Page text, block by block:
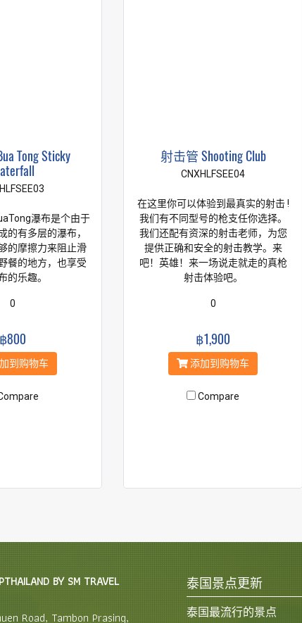
Tong Sticky
瀑布是个由于
的有多层的瀑布，
的摩擦力来阻止滑
餐的地方，也享受
的乐趣。
0
฿800
到购物车
射击管 Shooting Club
CNXHLFSEE04
在这里你可以体验到最真实的射击 !
我们有不同型号的枪支任你选择。
我们还配有资深的射击老师，为您
提供正确和安全的射击教学。来
吧！英雄！来一场说走就走的真枪
射击体验吧。
0
฿1,900
添加到购物车
Compare
BY SM TRAVEL
Road, Tambon Prasing,
泰国景点更新
泰国最流行的景点